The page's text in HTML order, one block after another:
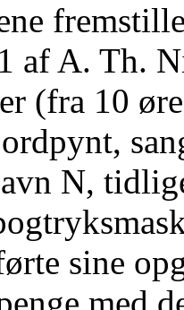
af A. Th.
(fra 10
N,
sine